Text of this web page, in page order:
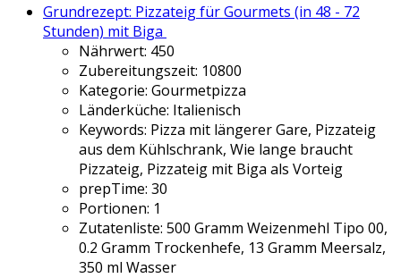
Grundrezept: Pizzateig für Gourmets (in 48 - 72
Stunden) mit Biga
Nährwert: 450
Zubereitungszeit: 10800
Kategorie: Gourmetpizza
Länderküche: Italienisch
Keywords: Pizza mit längerer Gare, Pizzateig
aus dem Kühlschrank, Wie lange braucht
Pizzateig, Pizzateig mit Biga als Vorteig
prepTime: 30
Portionen: 1
Zutatenliste: 500 Gramm Weizenmehl Tipo 00,
0.2 Gramm Trockenhefe, 13 Gramm Meersalz,
350 ml Wasser